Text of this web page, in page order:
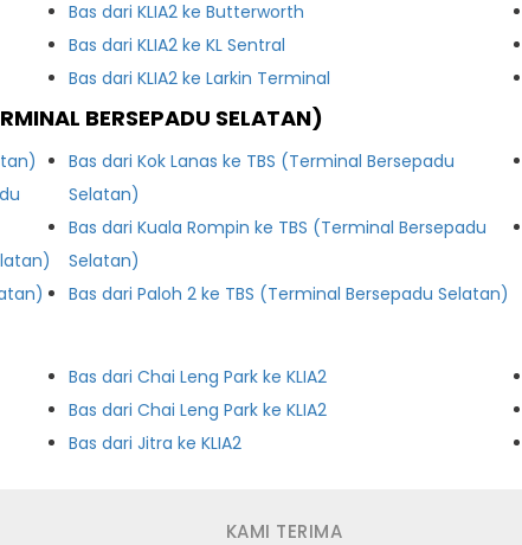
Bas dari KLIA2 ke Butterworth
Bas dari KLIA2 ke KL Sentral
Bas dari KLIA2 ke Larkin Terminal
BERSEPADU SELATAN)
Bas dari Kok Lanas ke TBS (Terminal Bersepadu
Selatan)
Bas dari Kuala Rompin ke TBS (Terminal Bersepadu
Selatan)
Bas dari Paloh 2 ke TBS (Terminal Bersepadu Selatan)
Bas dari Chai Leng Park ke KLIA2
Bas dari Chai Leng Park ke KLIA2
Bas dari Jitra ke KLIA2
KAMI TERIMA